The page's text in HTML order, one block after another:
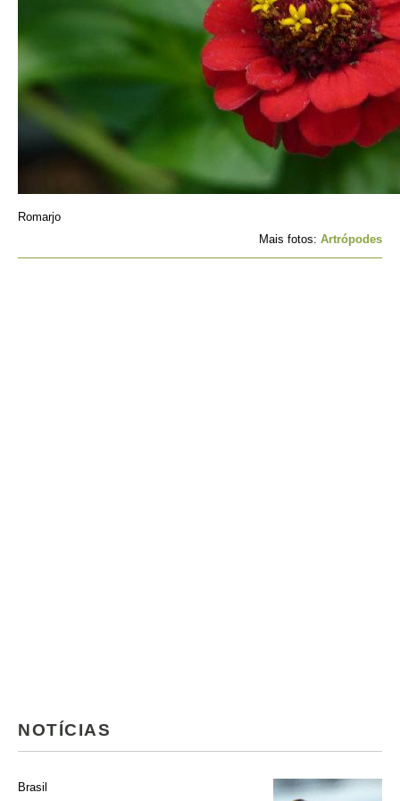
Romarjo
Mais fotos: Artrópodes
NOTÍCIAS
Brasil